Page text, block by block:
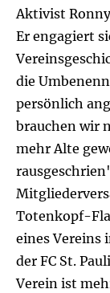
Aktivist
Er engagiert
die
persönlich
brauchen wir
mehr Alte
Totenkopf-
eines Vereins
der FC St.
Verein ist